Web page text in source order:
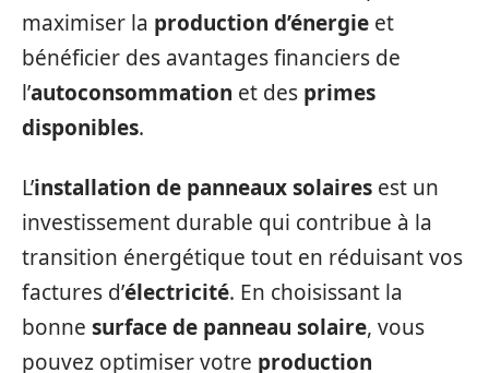
maximiser la production d’énergie et
bénéficier des avantages financiers de
l’autoconsommation et des primes
disponibles.
L’installation de panneaux solaires est un
investissement durable qui contribue à la
transition énergétique tout en réduisant vos
factures d’électricité. En choisissant la
bonne surface de panneau solaire, vous
pouvez optimiser votre production